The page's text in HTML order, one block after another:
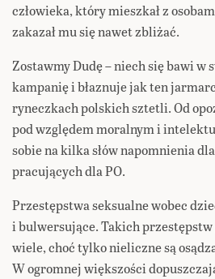
człowieka, który mieszkał z
zakazał mu się nawet zbliżać.
Zostawmy Dudę – niech się bawi w
kampanię i błaznuje jak ten
ryneczkach polskich sztetli. Od
pod względem moralnym i
sobie na kilka słów napomnienia
pracujących dla PO.
Przestępstwa seksualne wobec
i bulwersujące. Takich przestępstw
wiele, choć tylko nieliczne są
W ogromnej większości